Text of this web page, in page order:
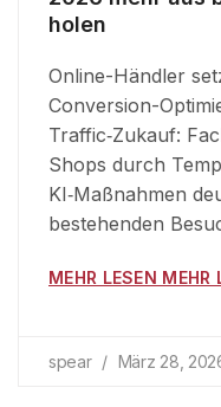
holen
Online-Händler
Conversion-
Traffic‑Zukauf:
Shops durch
KI‑Maßnahmen
bestehenden
MEHR LESEN MEHR
spear März 28,